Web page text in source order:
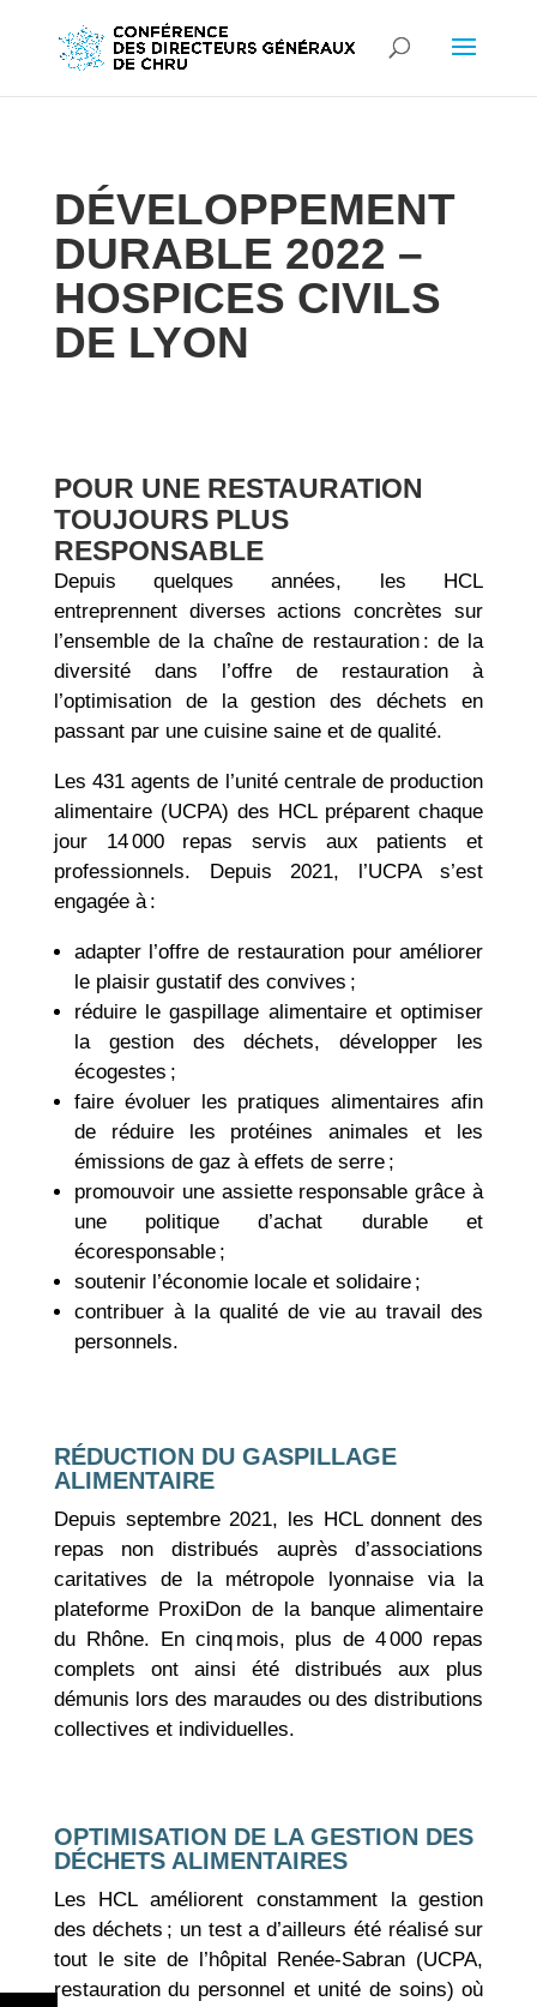
DÉVELOPPEMENT
DURABLE 2022 –
HOSPICES CIVILS
DE LYON
POUR UNE RESTAURATION
TOUJOURS PLUS
RESPONSABLE
Depuis quelques années, les HCL
entreprennent diverses actions concrètes sur
l’ensemble de la chaîne de restauration : de la
diversité dans l’offre de restauration à
l’optimisation de la gestion des déchets en
passant par une cuisine saine et de qualité.
Les 431 agents de l’unité centrale de production
alimentaire (UCPA) des HCL préparent chaque
jour 14 000 repas servis aux patients et
professionnels. Depuis 2021, l’UCPA s’est
engagée à :
adapter l’offre de restauration pour améliorer
le plaisir gustatif des convives ;
réduire le gaspillage alimentaire et optimiser
la gestion des déchets, développer les
écogestes ;
faire évoluer les pratiques alimentaires afin
de réduire les protéines animales et les
émissions de gaz à effets de serre ;
promouvoir une assiette responsable grâce à
une politique d’achat durable et
écoresponsable ;
soutenir l’économie locale et solidaire ;
contribuer à la qualité de vie au travail des
personnels.
RÉDUCTION DU GASPILLAGE
ALIMENTAIRE
Depuis septembre 2021, les HCL donnent des
repas non distribués auprès d’associations
caritatives de la métropole lyonnaise via la
plateforme ProxiDon de la banque alimentaire
du Rhône. En cinq mois, plus de 4 000 repas
complets ont ainsi été distribués aux plus
démunis lors des maraudes ou des distributions
collectives et individuelles.
OPTIMISATION DE LA GESTION DES
DÉCHETS ALIMENTAIRES
Les HCL améliorent constamment la gestion
des déchets ; un test a d’ailleurs été réalisé sur
tout le site de l’hôpital Renée-Sabran (UCPA,
restauration du personnel et unité de soins) où